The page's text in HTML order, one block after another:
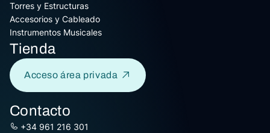
Torres y Estructuras
Accesorios y Cableado
Instrumentos Musicales
Tienda
Acceso área privada
Contacto
+34 961 216 301